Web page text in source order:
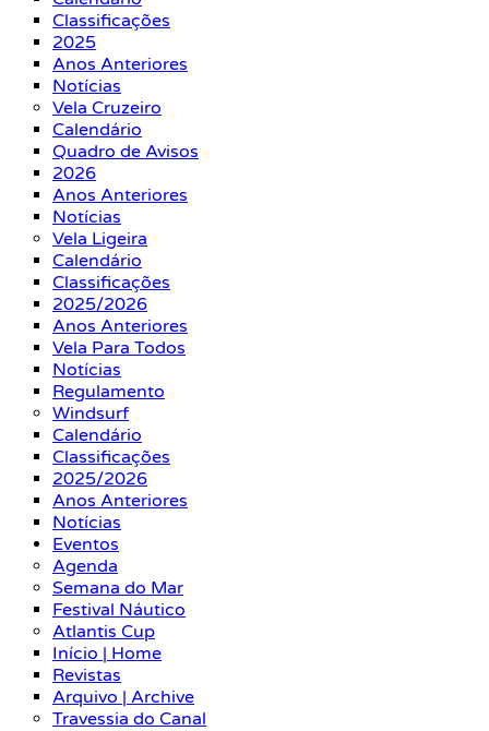
Classificações
2025
Anos Anteriores
Notícias
Vela Cruzeiro
Calendário
Quadro de Avisos
2026
Anos Anteriores
Notícias
Vela Ligeira
Calendário
Classificações
2025/2026
Anos Anteriores
Vela Para Todos
Notícias
Regulamento
Windsurf
Calendário
Classificações
2025/2026
Anos Anteriores
Notícias
Eventos
Agenda
Semana do Mar
Festival Náutico
Atlantis Cup
Início | Home
Revistas
Arquivo | Archive
Travessia do Canal